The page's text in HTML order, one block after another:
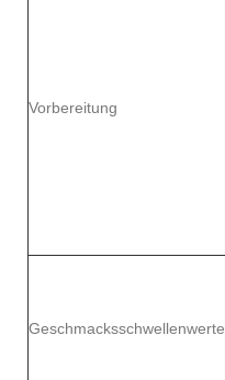
Vorbereitung
Geschmacksschwellenwerte